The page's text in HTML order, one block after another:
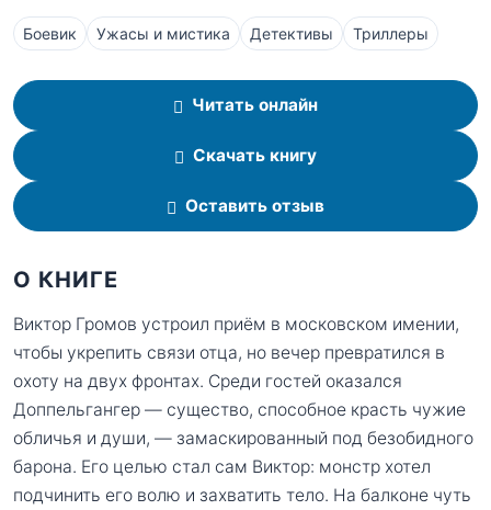
Боевик Ужасы и мистика Детективы Триллеры
Читать онлайн
Скачать книгу
Оставить отзыв
О КНИГЕ
Виктор Громов устроил приём в московском имении,
чтобы укрепить связи отца, но вечер превратился в
охоту на двух фронтах. Среди гостей оказался
Доппельгангер — существо, способное красть чужие
обличья и души, — замаскированный под безобидного
барона. Его целью стал сам Виктор: монстр хотел
подчинить его волю и захватить тело. На балконе чуть